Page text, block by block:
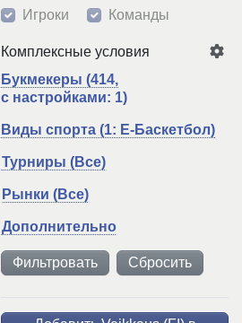
Игроки
Команды
Комплексные условия
Букмекеры (414,
с настройками: 1)
Виды спорта (1: Е-Баскетбол)
Турниры (Все)
Рынки (Все)
Дополнительно
Сбросить